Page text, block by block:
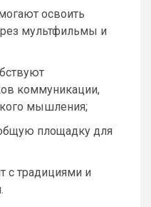
освоить
мультфильмы и
коммуникации,
мышления;
площадку для
с традициями и